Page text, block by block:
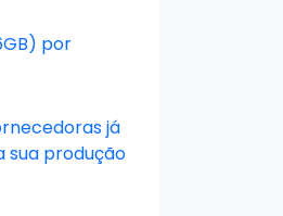
por
já
sua produção